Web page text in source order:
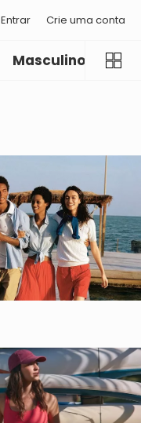
Entrar Crie uma conta
Masculino